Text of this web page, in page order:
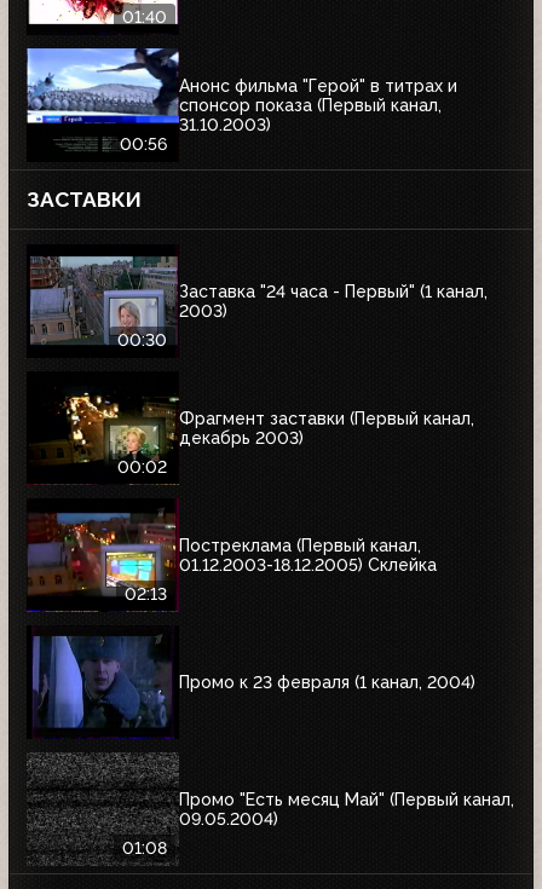
01:40
00:56
Анонс фильма "Герой" в титрах и
спонсор показа (Первый канал,
31.10.2003)
ЗАСТАВКИ
00:30
Заставка "24 часа - Первый" (1 канал,
2003)
00:02
Фрагмент заставки (Первый канал,
декабрь 2003)
02:13
Постреклама (Первый канал,
01.12.2003-18.12.2005) Склейка
Промо к 23 февраля (1 канал, 2004)
01:08
Промо "Есть месяц Май" (Первый канал,
09.05.2004)